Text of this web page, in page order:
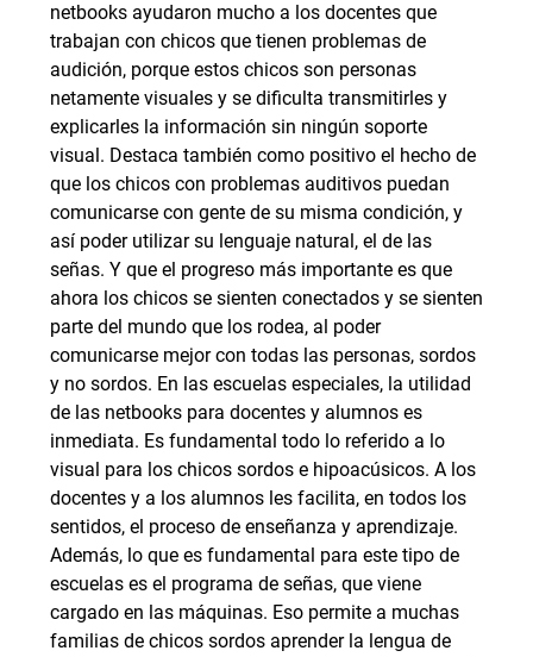
netbooks ayudaron mucho a los docentes que
trabajan con chicos que tienen problemas de
audición, porque estos chicos son personas
netamente visuales y se dificulta transmitirles y
explicarles la información sin ningún soporte
visual. Destaca también como positivo el hecho de
que los chicos con problemas auditivos puedan
comunicarse con gente de su misma condición, y
así poder utilizar su lenguaje natural, el de las
señas. Y que el progreso más importante es que
ahora los chicos se sienten conectados y se sienten
parte del mundo que los rodea, al poder
comunicarse mejor con todas las personas, sordos
y no sordos. En las escuelas especiales, la utilidad
de las netbooks para docentes y alumnos es
inmediata. Es fundamental todo lo referido a lo
visual para los chicos sordos e hipoacúsicos. A los
docentes y a los alumnos les facilita, en todos los
sentidos, el proceso de enseñanza y aprendizaje.
Además, lo que es fundamental para este tipo de
escuelas es el programa de señas, que viene
cargado en las máquinas. Eso permite a muchas
familias de chicos sordos aprender la lengua de